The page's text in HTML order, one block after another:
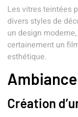
Les vitres teintées
divers styles de
un design
certainement un
esthétique.
Création